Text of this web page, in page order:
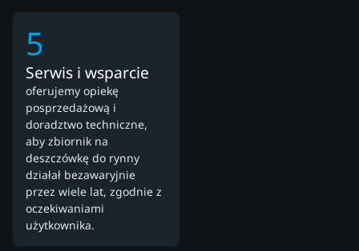
5
Serwis i wsparcie
oferujemy opiekę
posprzedażową i
doradztwo techniczne,
aby zbiornik na
deszczówkę do rynny
działał bezawaryjnie
przez wiele lat, zgodnie z
oczekiwaniami
użytkownika.